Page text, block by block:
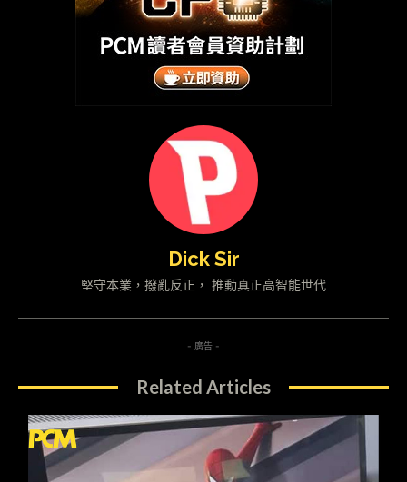
Dick Sir
堅守本業，撥亂反正， 推動真正高智能世代
- 廣告 -
Related Articles